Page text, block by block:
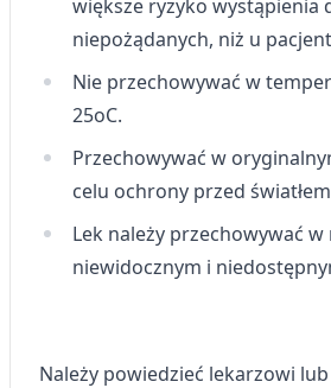
większe ryzyko wystąpienia
niepożądanych, niż u
Nie przechowywać w
25oC.
Przechowywać w
celu ochrony przed
Lek należy przechowywać w
niewidocznym i
Należy powiedzieć lekarzowi
Tworzenie profili w celu
Wykorzystywanie profili w celu
spersonalizowanych treści
Pomiar efektywności treści
Rozumienie odbiorców dzięki
kombinacji danych z różnych
wyboru treści